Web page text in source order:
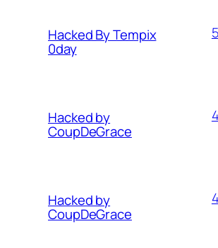
Hacked By Tempix
0day
Hacked by
CoupDeGrace
Hacked by
CoupDeGrace